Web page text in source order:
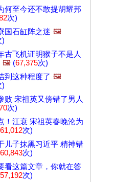
何至今还不敢提胡耀邦
次)
国石缸阵之迷 🖼️
)
古飞机证明猴子不是人
🖼️ (67,375次)
到这种程度了 🖼️
)
败 宋祖英又傍错了男人
次)
！江衰 宋祖英春晚沦为
61,012次)
儿子抹黑习近平 精神错
60,843次)
看这篇文章，你就在答
57,192次)